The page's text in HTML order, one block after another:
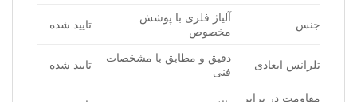
جنس
آلیاژ فلزی با پوشش
مخصوص
تایید شده
تلرانس ابعادی
دقیق و مطابق با مشخصات
فنی
تایید شده
مقاومت در برابر